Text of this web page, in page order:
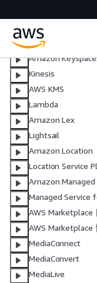
AWS IoT data
AWS IoT SiteWise
Amazon
Kinesis
AWS KMS
Lambda
Amazon Lex
Lightsail
Amazon Location
Location Service
Amazon Managed
Managed Service
AWS Marketplace
AWS Marketplace
MediaConnect
MediaConvert
MediaLive